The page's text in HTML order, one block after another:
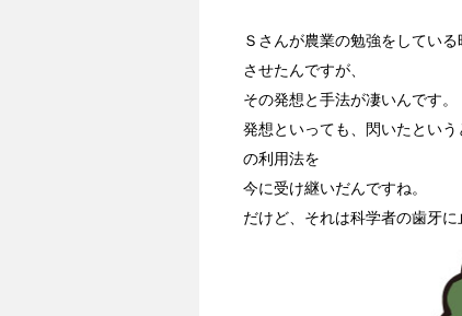
Ｓさんが農業の勉強をしてい
させたんですが、
その発想と手法が凄いんです。
発想といっても、閃いたとい
の利用法を
今に受け継いだんですね。
だけど、それは科学者の歯牙に